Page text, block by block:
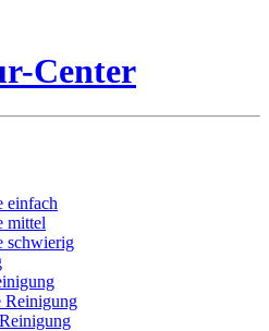
einfach
mittel
schwierig
Reinigung